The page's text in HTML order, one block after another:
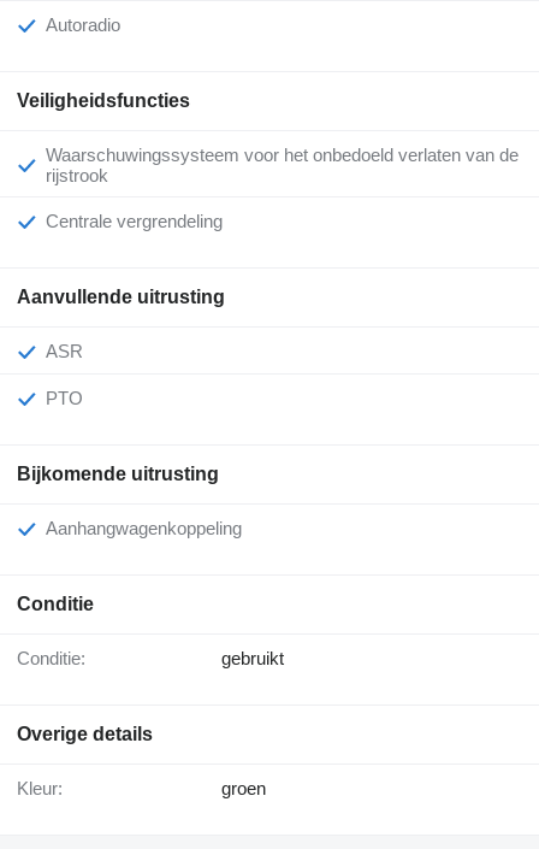
Autoradio
Veiligheidsfuncties
Waarschuwingssysteem voor het onbedoeld verlaten van de
rijstrook
Centrale vergrendeling
Aanvullende uitrusting
ASR
PTO
Bijkomende uitrusting
Aanhangwagenkoppeling
Conditie
Conditie: gebruikt
Overige details
Kleur: groen